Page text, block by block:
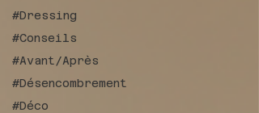
#Dressing
#Conseils
#Avant/Après
#Désencombrement
#Déco